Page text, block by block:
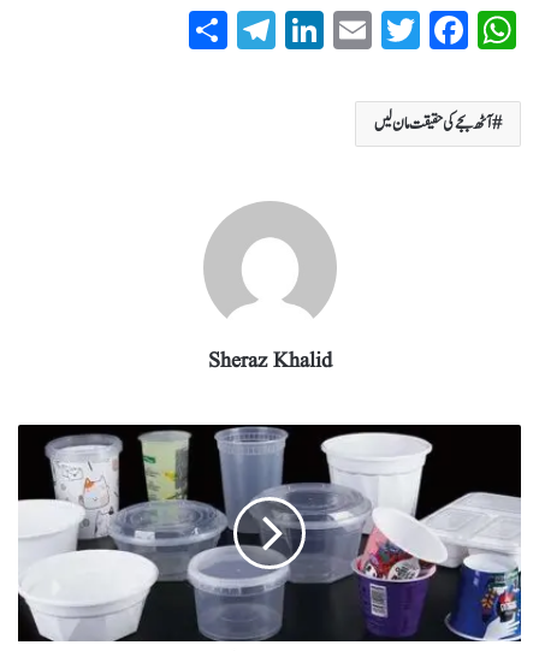
W
ha
ts
A
Fa
ce
bo
ok
T
wi
tte
r
E
m
Li
nk
T
el
آٹھ بجے کی حقیقت مان لیں
Sheraz Khalid